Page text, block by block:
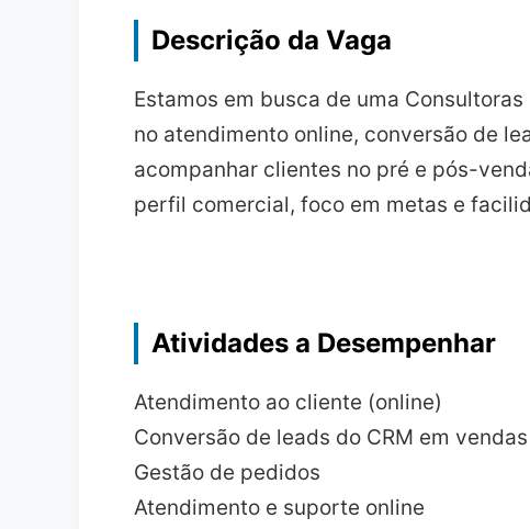
Descrição da Vaga
Estamos em busca de uma
no atendimento online, conversão de
acompanhar clientes no pré e pós-
perfil comercial, foco em metas e
Atividades a Desempenhar
Atendimento ao cliente (online)
Conversão de leads do CRM em vendas
Gestão de pedidos
Atendimento e suporte online